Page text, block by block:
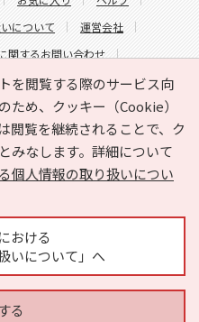
を閲覧する際のサービス向
ため、クッキー（Cookie）
閲覧を継続されることで、ク
みなします。詳細について
個人情報の取り扱いについ
おける
いについて」へ
る
について
運営会社
関するお問い合わせ
るお問い合わせ
All Rights Reserved.